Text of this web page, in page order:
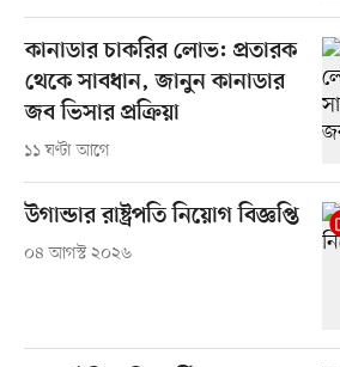
কানাডার চাকরির লোভ: প্রতারক
থেকে সাবধান, জানুন কানাডার
জব ভিসার প্রক্রিয়া
১১ ঘণ্টা আগে
উগান্ডার রাষ্ট্রপতি নিয়োগ বিজ্ঞপ্তি
০৪ আগস্ট ২০২৬